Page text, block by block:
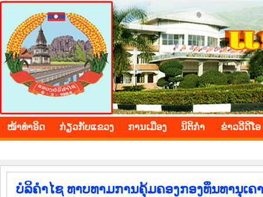
BOLIKHAMXAY PROVINCE
ໜ້າ​ທຳ​ອິດ ​ກ່ຽວ​ກັບ​ແຂວງ ​ການ​ເມືອງ ນິ​ຕິ​ກຳ ຂ່າວ​ວີ​ດີ​ໂອ
ບໍລິຄຳໄຊ ທາບທາມການຄຸ້ມຄອງກອງທຶນທານຸເຄ